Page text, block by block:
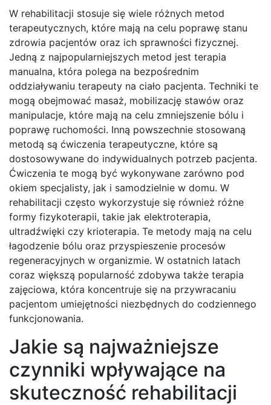
W rehabilitacji stosuje się wiele różnych metod
terapeutycznych, które mają na celu poprawę stanu
zdrowia pacjentów oraz ich sprawności fizycznej.
Jedną z najpopularniejszych metod jest terapia
manualna, która polega na bezpośrednim
oddziaływaniu terapeuty na ciało pacjenta. Techniki te
mogą obejmować masaż, mobilizację stawów oraz
manipulacje, które mają na celu zmniejszenie bólu i
poprawę ruchomości. Inną powszechnie stosowaną
metodą są ćwiczenia terapeutyczne, które są
dostosowywane do indywidualnych potrzeb pacjenta.
Ćwiczenia te mogą być wykonywane zarówno pod
okiem specjalisty, jak i samodzielnie w domu. W
rehabilitacji często wykorzystuje się również różne
formy fizykoterapii, takie jak elektroterapia,
ultradźwięki czy krioterapia. Te metody mają na celu
łagodzenie bólu oraz przyspieszenie procesów
regeneracyjnych w organizmie. W ostatnich latach
coraz większą popularność zdobywa także terapia
zajęciowa, która koncentruje się na przywracaniu
pacjentom umiejętności niezbędnych do codziennego
funkcjonowania.
Jakie są najważniejsze
czynniki wpływające na
skuteczność rehabilitacji